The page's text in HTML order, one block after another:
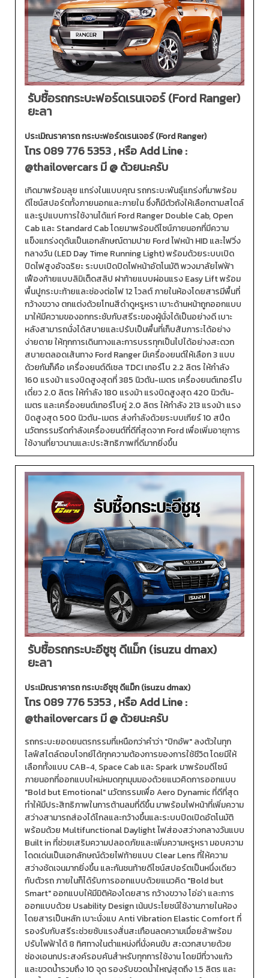
รับซื้อรถกระบะฟอร์ดเรนเจอร์ (Ford Ranger)
ยะลา
ประเมิณราคารถ กระบะฟอร์ดเรนเจอร์ (Ford Ranger)
โทร089 776 5353, หรือ Add Line :
@thailovercarsมี @ ด้วยนะครับ
เกิดมาพร้อมลุย แกร่งในแบบคุณ รถกระบะพันธุ์แกร่งที่มาพร้อม
ดีไซน์สปอร์ตทั้งภายนอกและภายใน ซึ่งก็มีตัวถังให้เลือกตามสไตล์
และรูปแบบการใช้งานได้แก่ Ford Ranger Double Cab, Open
Cab และ Standard Cab โดยมาพร้อมดีไซน์ภายนอกที่มีความ
แข็งแกร่งดุดันเป็นเอกลักษณ์ตามปาย Ford ไฟหน้า HID และไฟวิ่ง
กลางวัน (LED Day Time Running Light) พร้อมด้วยระบบเปิด
ปิดไฟสูงอัจฉริยะ ระบบเปิดปิดไฟหน้าอัตโนมัติ พวงมาลัยไฟฟ้า
เฟืองท้ายแบบลิมิเต็ดสลิป ฝาท้ายแบบผ่อนแรง Easy Lift พร้อม
พื้นปูกระบะท้ายและช่องต่อไฟ 12 โวลต์ ภายในห้องโดยสารมีพื้นที่
กว้างขวาง ตกแต่งด้วยโทนสีดำดูหรูหรา เบาะด้านหน้าถูกออกแบบ
มาให้มีความของอกกระชับกับสรีระของผู้นั่งได้เป็นอย่างดี เบาะ
หลังสามารถนั่งได้สบายและปรับเป็นพื้นที่เก็บสัมภาระได้อย่าง
ง่ายดาย ให้ทุกการเดินทางและการบรรทุกเป็นไปได้อย่างสะดวก
สบายตลอดเส้นทาง Ford Ranger มีเครื่องยนต์ให้เลือก 3 แบบ
ด้วยกันก็คือ เครื่องยนต์ดีเซล TDCI เทอร์โบ 2.2 ลิตร ให้กำลัง
160 แรงม้า แรงบิดสูงสุดที่ 385 นิวตัน-เมตร เครื่องยนต์เทอร์โบ
เดี่ยว 2.0 ลิตร ให้กำลัง 180 แรงม้า แรงบิดสูงสุด 420 นิวตัน-
เมตร และเครื่องยนต์เทอร์โบคู่ 2.0 ลิตร ให้กำลัง 213 แรงม้า แรง
บิดสูงสุด 500 นิวตัน-เมตร ส่งกำลังด้วยระบบเกียร์ 10 สปีด
นวัตกรรมรีดกำลังเครื่องยนต์ที่ดีที่สุดจาก Ford เพื่อเพิ่มอายุการ
ใช้งานที่ยาวนานและประสิทธิภาพที่ดีมากยิ่งขึ้น
รับซื้อรถกระบะอีซูซุ ดีแม็ก (isuzu dmax)
ยะลา
ประเมิณราคารถ กระบะอีซูซุ ดีแม็ก (isuzu dmax)
โทร089 776 5353, หรือ Add Line :
@thailovercarsมี @ ด้วยนะครับ
รถกระบะยอดยนตรกรรมที่เหนือกว่าคำว่า "ปิกอัพ" ลงตัวในทุก
ไลฟ์สไตล์ตอบโจทย์ได้ทุกความต้องการของการใช้ชีวิต โดยมีให้
เลือกทั้งแบบ CAB-4, Space Cab และ Spark มาพร้อมดีไซน์
ภายนอกที่ออกแบบใหม่หมดทุกมุมมองด้วยแนวคิดการออกแบบ
"Bold but Emotional" นวัตกรรมเพื่อ Aero Dynamic ที่ดีที่สุด
ทำให้มีประสิทธิภาพในการต้านลมที่ดีขึ้น มาพร้อมไฟหน้าที่เพิ่มความ
สว่างสามารถส่องได้ไกลและกว้างขึ้นและระบบปิดเปิดอัตโนมัติ
พร้อมด้วย Multifunctional Daylight ไฟส่องสว่างกลางวันแบบ
Built in ที่ช่วยเสริมความปลอดภัยและเพิ่มความหรูหรา มอบความ
โดดเด่นเป็นเอกลักษณ์ด้วยไฟท้ายแบบ Clear Lens ที่ให้ความ
สว่างชัดเจนมากยิ่งขึ้น และกันชนท้ายดีไซน์สปอร์ตเป็นหนึ่งเดียว
กับตัวรถ ภายในก็ได้รับการออกแบบด้วยแนวคิด "Bold but
Smart" ออกแบบให้มีมิติห้องโดยสาร กว้างขวาง โอ่อ่า และการ
ออกแบบด้วย Usability Design เน้นประโยชน์ใช้งานภายในห้อง
โดยสารเป็นหลัก เบาะนั่งแบ Anti Vibration Elastic Comfort ที่
รองรับกับสรีระช่วยซับแรงสั่นสะเทือนลดความเมื่อยล้าพร้อม
ปรับไฟฟ้าได้ 8 ทิศทางในตำแหน่งที่นั่งคนขับ สะดวกสบายด้วย
ช่องเอนกประสงค์รอบคันสำหรับทุกการใช้งาน โดยมีที่วางแก้ว
และขวดน้ำรวมถึง 10 จุด รองรับขวดน้ำใหญ่สุดถึง 1.5 ลิตร และ